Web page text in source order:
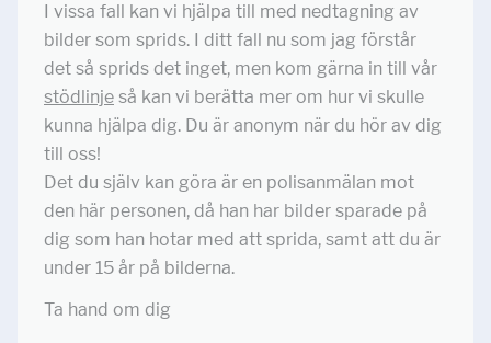
I vissa fall kan vi hjälpa till med nedtagning av
bilder som sprids. I ditt fall nu som jag förstår
det så sprids det inget, men kom gärna in till vår
stödlinje så kan vi berätta mer om hur vi skulle
kunna hjälpa dig. Du är anonym när du hör av dig
till oss!
Det du själv kan göra är en polisanmälan mot
den här personen, då han har bilder sparade på
dig som han hotar med att sprida, samt att du är
under 15 år på bilderna.
Ta hand om dig